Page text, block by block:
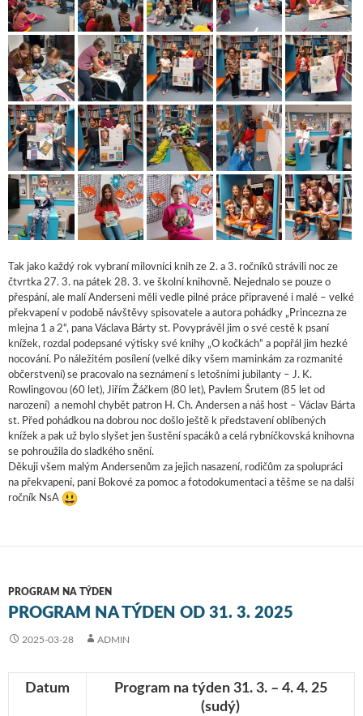
Tak jako každý rok vybraní milovníci knih ze 2. a 3. ročníků strávili noc ze
čtvrtka 27. 3. na pátek 28. 3. ve školní knihovně. Nejednalo se pouze o
přespání, ale malí Anderseni měli vedle pilné práce připravené i malé – velké
překvapení v podobě návštěvy spisovatele a autora pohádky „Princezna ze
mlejna 1 a 2“, pana Václava Bárty st. Povyprávěl jim o své cestě k psaní
knížek, rozdal podepsané výtisky své knihy „O kočkách“ a popřál jim hezké
nocování. Po náležitém posílení (velké díky všem maminkám za rozmanité
občerstvení) se pracovalo na seznámení s letošními jubilanty – J. K.
Rowlingovou (60 let), Jiřím Žáčkem (80 let), Pavlem Šrutem (85 let od
narození) a nemohl chybět patron H. Ch. Andersen a náš host – Václav Bárta
st. Před pohádkou na dobrou noc došlo ještě k představení oblíbených
knížek a pak už bylo slyšet jen šustění spacáků a celá rybníčkovská knihovna
se pohroužila do sladkého snění.
Děkuji všem malým Andersenům za jejich nasazení, rodičům za spolupráci
na překvapení, paní Bokové za pomoc a fotodokumentaci a těšme se na další
ročník NsA
PROGRAM NA TÝDEN
PROGRAM NA TÝDEN OD 31. 3. 2025
2025-03-28 ADMIN
Datum
Program na týden 31. 3. – 4. 4. 25
(sudý)